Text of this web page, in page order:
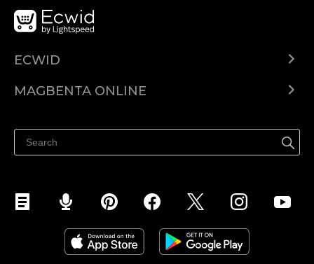
ECWID
Help center
MAGBENTA ONLINE
Ibenta sa Facebook